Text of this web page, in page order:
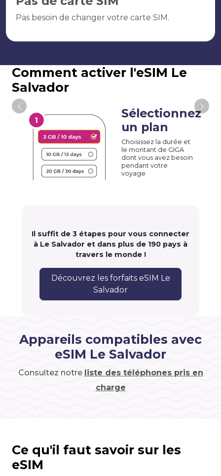
Pas besoin de changer votre carte SIM.
Comment activer l'eSIM Le
Salvador
Sélectionnez
un plan
Choisissez la durée et
le montant de GIGA
dont vous avez besoin
pendant votre
voyage
Il suffit de 3 étapes pour vous connecter
à Le Salvador et dans plus de 190 pays à
travers le monde !
Découvrez les forfaits eSIM Le
Salvador
Appareils compatibles avec
eSIM Le Salvador
Consultez notre liste des téléphones pris en
charge
Ce qu'il faut savoir sur les
eSIM